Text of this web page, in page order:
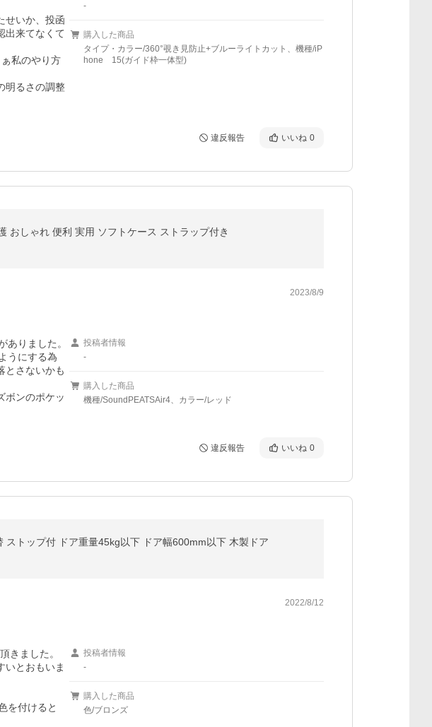
せいか、投函
出来てなくて
明るさの調整
-
購入した商品
タイプ・カラー/360°覗き見防止+ブルーライトカット、機種/iP
hone 15(ガイド枠一体型)
違反報告 いいね 0
おしゃれ 便利 実用 ソフトケース ストラップ付き
2023/8/9
りました。
うにする為
とさないかも
ボンのポケッ
投稿者情報
-
購入した商品
機種/SoundPEATSAir4、カラー/レッド
違反報告 いいね 0
トップ付 ドア重量45kg以下 ドア幅600mm以下 木製ドア
2022/8/12
きました。
いとおもいま
を付けると
投稿者情報
-
購入した商品
色/ブロンズ